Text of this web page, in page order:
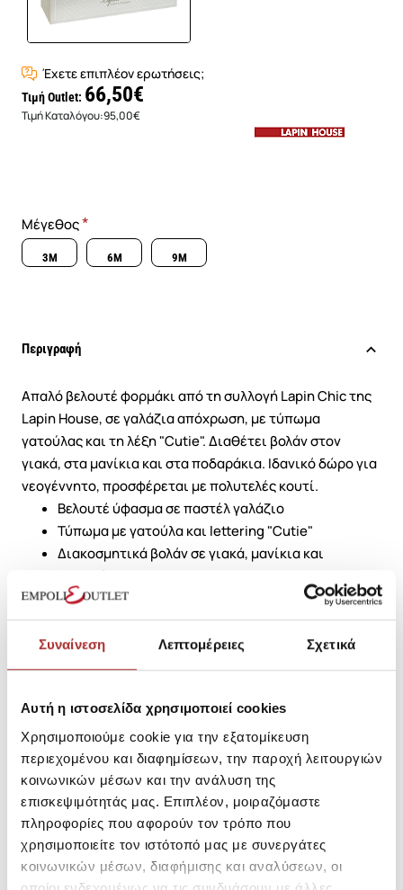
Συναίνεση Λεπτομέρειες Σχετικά
Αυτή η ιστοσελίδα χρησιμοποιεί cookies
Χρησιμοποιούμε cookie για την εξατομίκευση
περιεχομένου και διαφημίσεων, την παροχή λειτουργιών
κοινωνικών μέσων και την ανάλυση της
επισκεψιμότητάς μας. Επιπλέον, μοιραζόμαστε
πληροφορίες που αφορούν τον τρόπο που
χρησιμοποιείτε τον ιστότοπό μας με συνεργάτες
κοινωνικών μέσων, διαφήμισης και αναλύσεων, οι
Έχετε επιπλέον ερωτήσεις;
Τιμή Outlet: 66,50€
Τιμή Καταλόγου:95,00€
Μέγεθος
3M 6M 9M
Περιγραφή
Απαλό βελουτέ φορμάκι από τη συλλογή Lapin Chic της
Lapin House, σε γαλάζια απόχρωση, με τύπωμα
γατούλας και τη λέξη "Cutie". Διαθέτει βολάν στον
γιακά, στα μανίκια και στα ποδαράκια. Ιδανικό δώρο για
νεογέννητο, προσφέρεται με πολυτελές κουτί.
Βελουτέ ύφασμα σε παστέλ γαλάζιο
Τύπωμα με γατούλα και lettering "Cutie"
Διακοσμητικά βολάν σε γιακά, μανίκια και
ποδαράκια
Περιλαμβάνεται κουτί δώρου Lapin Chic
SKU: 252E5052252
Σύνθεση
Αποστολές Προϊόντων